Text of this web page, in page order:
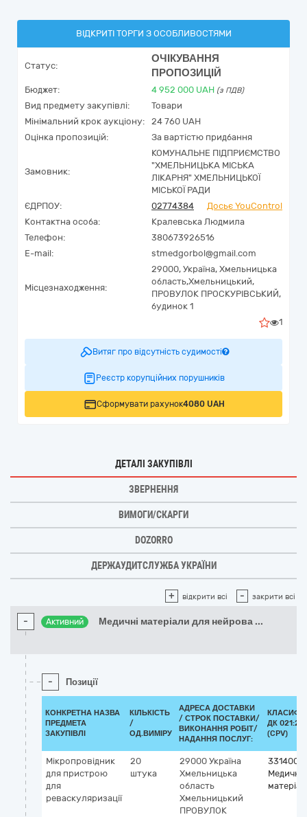
ВІДКРИТІ ТОРГИ З ОСОБЛИВОСТЯМИ
Статус:
ОЧІКУВАННЯ
ПРОПОЗИЦІЙ
Бюджет: 4 952 000 UAH (з ПДВ)
Вид предмету закупівлі:
Товари
Мінімальний крок аукціону:
24 760 UAH
Оцінка пропозицій:
За вартістю придбання
Замовник:
КОМУНАЛЬНЕ ПІДПРИЄМСТВО
"ХМЕЛЬНИЦЬКА МІСЬКА
ЛІКАРНЯ" ХМЕЛЬНИЦЬКОЇ
МІСЬКОЇ РАДИ
ЄДРПОУ:
02774384
Досьє YouControl
Контактна особа:
Кралевська Людмила
Телефон:
380673926516
E-mail:
stmedgorbol@gmail.com
Місцезнаходження:
29000, Україна, Хмельницька
область,Хмельницький,
ПРОВУЛОК ПРОСКУРІВСЬКИЙ,
будинок 1
1
Витяг про відсутність судимості
Реєстр корупційних порушників
Сформувати рахунок4080 UAH
ДЕТАЛІ ЗАКУПІВЛІ
ЗВЕРНЕННЯ
ВИМОГИ/СКАРГИ
DOZORRO
ДЕРЖАУДИТСЛУЖБА УКРАЇНИ
+ відкрити всі - закрити всі
- Активний Медичні матеріали для нейрова ...
- Позиції
КОНКРЕТНА НАЗВА
ПРЕДМЕТА
ЗАКУПІВЛІ
КІЛЬКІСТЬ
/
ОД.ВИМІРУ
АДРЕСА ДОСТАВКИ
/ СТРОК ПОСТАВКИ/
ВИКОНАННЯ РОБІТ/
НАДАННЯ ПОСЛУГ:
ДК
(CPV)
Мікропровідник
для пристрою
для
реваскуляризації
20
штука
29000 Україна
Хмельницька
область
Хмельницький
ПРОВУЛОК
Медичні